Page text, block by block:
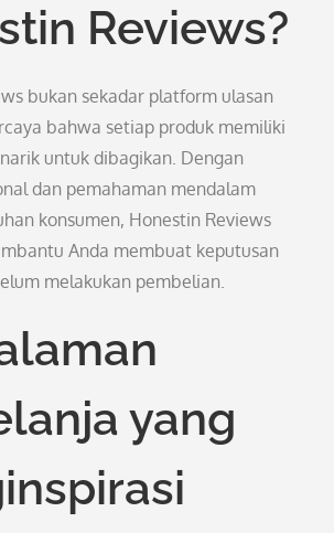
Reviews?
bukan sekadar platform ulasan
bahwa setiap produk memiliki
untuk dibagikan. Dengan
dan pemahaman mendalam
konsumen, Honestin Reviews
Anda membuat keputusan
melakukan pembelian.
yang